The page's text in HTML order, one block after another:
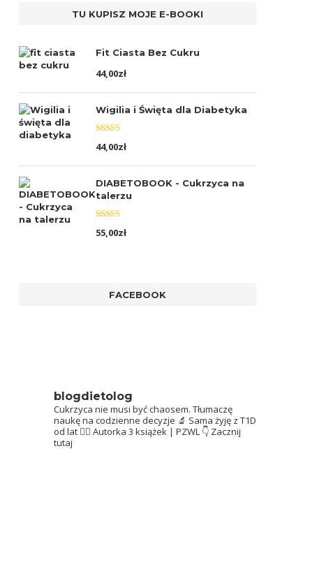
TU KUPISZ MOJE E-BOOKI
Fit Ciasta Bez Cukru
44,00zł
Wigilia i Święta dla Diabetyka
Oceniono
5.00na 5
44,00zł
DIABETOBOOK - Cukrzyca na
talerzu
Oceniono
5.00na 5
55,00zł
FACEBOOK
blogdietolog
Cukrzyca nie musi być chaosem. Tłumaczę
naukę na codzienne decyzje 🔬 Sama żyję z T1D
od lat 👩‍⚕️ Autorka 3 książek | PZWL 👇 Zacznij
tutaj